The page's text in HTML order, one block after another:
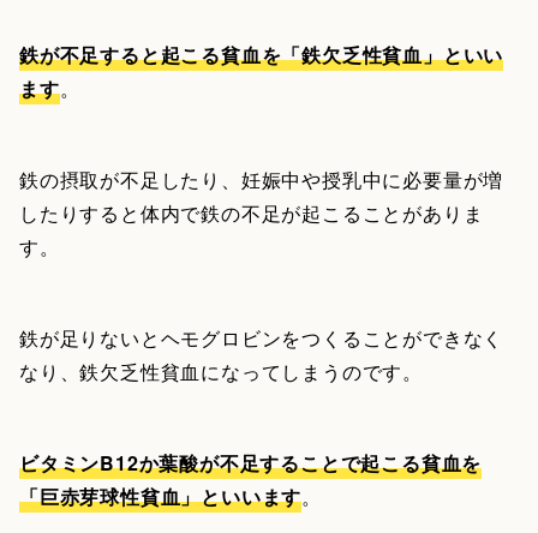
鉄が不足すると起こる貧血を「鉄欠乏性貧血」といい
ます。
鉄の摂取が不足したり、妊娠中や授乳中に必要量が増
したりすると体内で鉄の不足が起こることがありま
す。
鉄が足りないとヘモグロビンをつくることができなく
なり、鉄欠乏性貧血になってしまうのです。
ビタミンB12か葉酸が不足することで起こる貧血を
「巨赤芽球性貧血」といいます。